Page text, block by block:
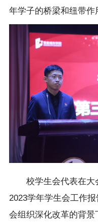
年学子的桥梁和纽带作
校学生会代表在大
2023学年学生会工作
会组织深化改革的背景